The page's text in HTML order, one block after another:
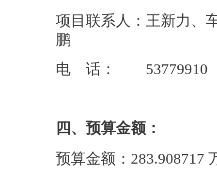
项目联系人：王新力、
鹏
电 话： 53779910
四、预算金额：
预算金额：283.908717